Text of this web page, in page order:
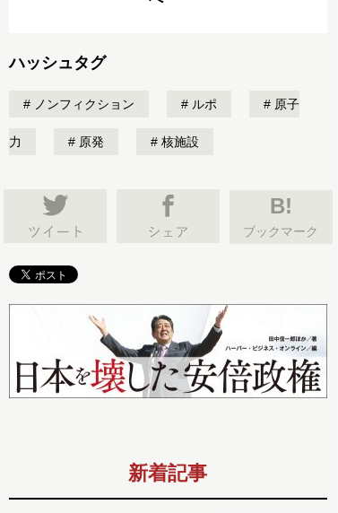
ハッシュタグ
ノンフィクション ルポ 原子
力 原発 核施設
B!
ブックマーク
新着記事